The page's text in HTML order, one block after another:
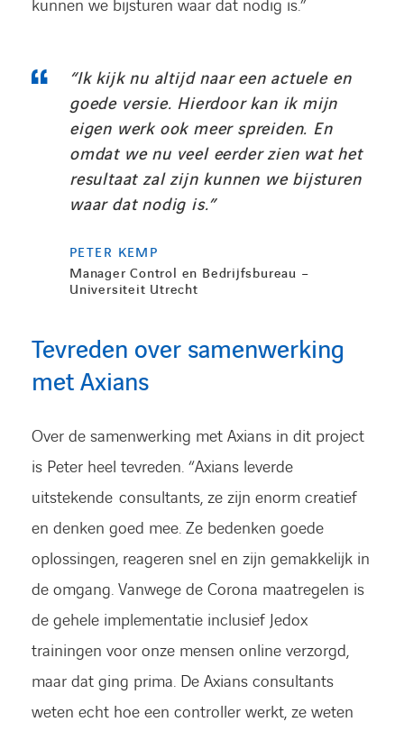
kunnen we bijsturen waar dat nodig is.”
“Ik kijk nu altijd naar een actuele en
goede versie. Hierdoor kan ik mijn
eigen werk ook meer spreiden. En
omdat we nu veel eerder zien wat het
resultaat zal zijn kunnen we bijsturen
waar dat nodig is.”
PETER KEMP
Manager Control en Bedrijfsbureau –
Universiteit Utrecht
Tevreden over samenwerking
met Axians
Over de samenwerking met Axians in dit project
is Peter heel tevreden. “Axians leverde
uitstekende consultants, ze zijn enorm creatief
en denken goed mee. Ze bedenken goede
oplossingen, reageren snel en zijn gemakkelijk in
de omgang. Vanwege de Corona maatregelen is
de gehele implementatie inclusief Jedox
trainingen voor onze mensen online verzorgd,
maar dat ging prima. De Axians consultants
weten echt hoe een controller werkt, ze weten